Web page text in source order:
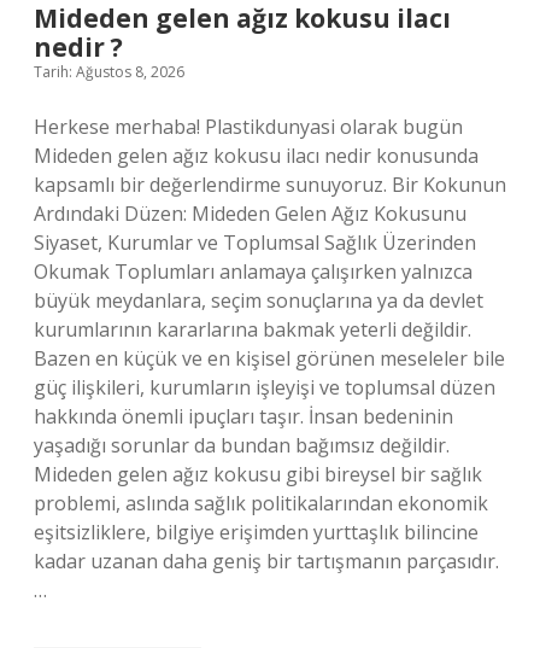
Mideden gelen ağız kokusu ilacı
nedir ?
Tarih: Ağustos 8, 2026
Herkese merhaba! Plastikdunyasi olarak bugün
Mideden gelen ağız kokusu ilacı nedir konusunda
kapsamlı bir değerlendirme sunuyoruz. Bir Kokunun
Ardındaki Düzen: Mideden Gelen Ağız Kokusunu
Siyaset, Kurumlar ve Toplumsal Sağlık Üzerinden
Okumak Toplumları anlamaya çalışırken yalnızca
büyük meydanlara, seçim sonuçlarına ya da devlet
kurumlarının kararlarına bakmak yeterli değildir.
Bazen en küçük ve en kişisel görünen meseleler bile
güç ilişkileri, kurumların işleyişi ve toplumsal düzen
hakkında önemli ipuçları taşır. İnsan bedeninin
yaşadığı sorunlar da bundan bağımsız değildir.
Mideden gelen ağız kokusu gibi bireysel bir sağlık
problemi, aslında sağlık politikalarından ekonomik
eşitsizliklere, bilgiye erişimden yurttaşlık bilincine
kadar uzanan daha geniş bir tartışmanın parçasıdır.
…